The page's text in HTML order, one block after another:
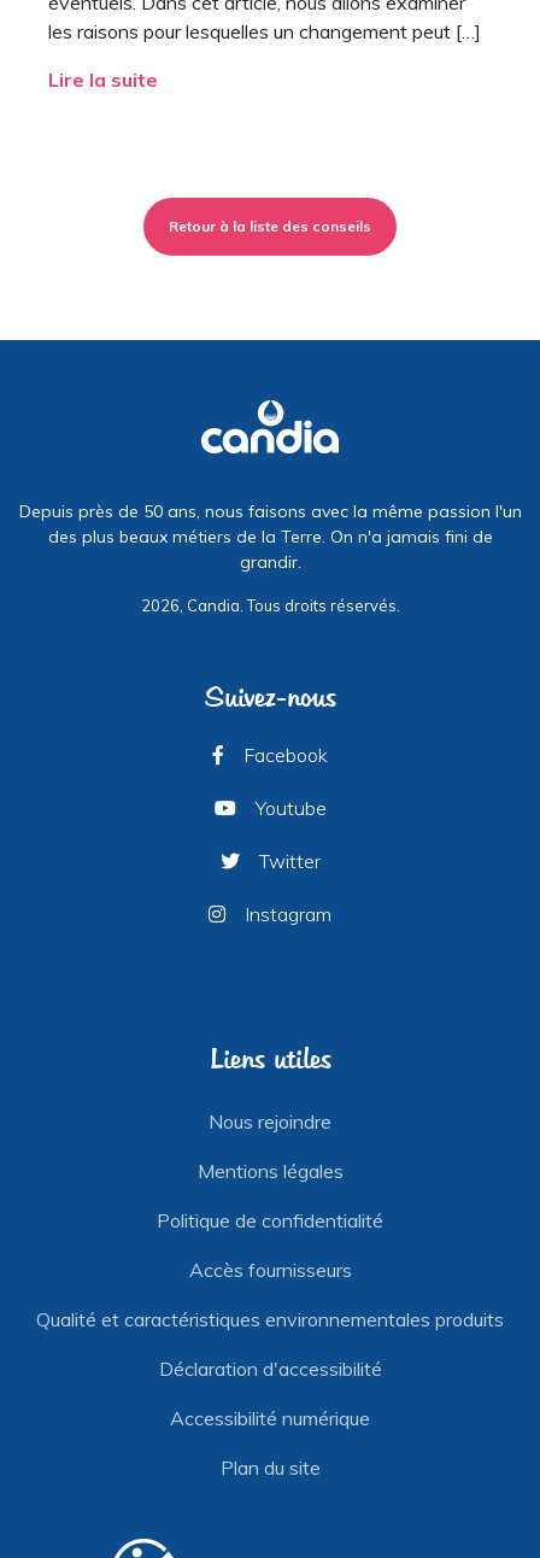
les raisons pour lesquelles un changement peut […]
Lire la suite
Retour à la liste des conseils
Depuis près de 50 ans, nous faisons avec la même passion l'un
des plus beaux métiers de la Terre. On n'a jamais fini de
grandir.
2026, Candia. Tous droits réservés.
Suivez-nous
Facebook
Youtube
Twitter
Instagram
Liens utiles
Nous rejoindre
Mentions légales
Politique de confidentialité
Accès fournisseurs
Qualité et caractéristiques environnementales produits
Déclaration d'accessibilité
Accessibilité numérique
Plan du site